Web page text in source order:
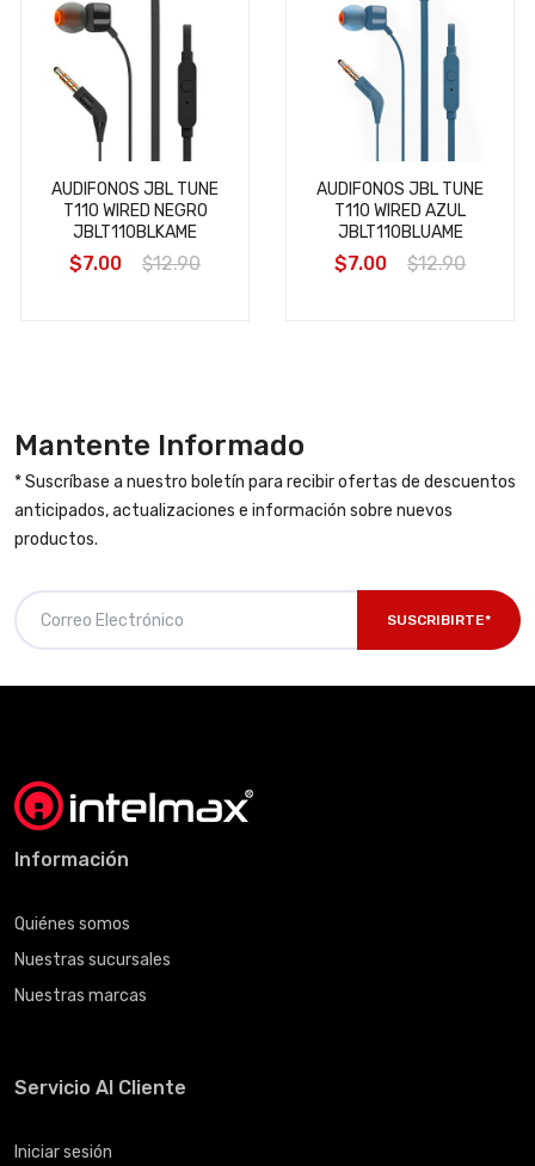
AUDIFONOS JBL TUNE
T110 WIRED NEGRO
JBLT110BLKAME
$7.00 $12.90
AUDIFONOS JBL TUNE
T110 WIRED AZUL
JBLT110BLUAME
$7.00 $12.90
Mantente Informado
* Suscríbase a nuestro boletín para recibir ofertas de descuentos
anticipados, actualizaciones e información sobre nuevos
productos.
SUSCRIBIRTE*
Información
Quiénes somos
Nuestras sucursales
Nuestras marcas
Servicio Al Cliente
Iniciar sesión